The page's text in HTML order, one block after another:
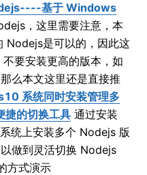
基于 Windows
，这里需要注意，本
Nodejs是可以的，因此这
要安装更高的版本，如
么本文这里还是直接推
系统同时安装管理多
捷的切换工具 通过安装
统上安装多个 Nodejs 版
做到灵活切换 Nodejs
方式演示